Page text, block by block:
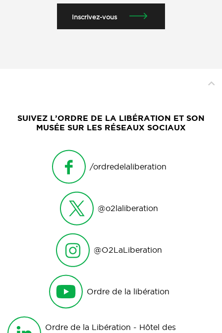
Inscrivez-vous
SUIVEZ L’ORDRE DE LA LIBÉRATION ET SON
MUSÉE SUR LES RÉSEAUX SOCIAUX
/ordredelaliberation
@o2laliberation
@O2LaLiberation
Ordre de la libération
Ordre de la Libération - Hôtel des